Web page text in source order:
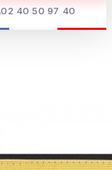
02 40 50 97 40